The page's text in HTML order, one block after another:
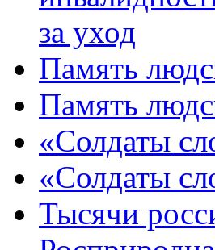
за уход
Память
Память
«Солдаты
«Солдаты
Тысячи